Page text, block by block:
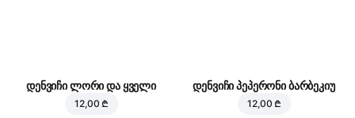
დენვიჩი ლორი და ყველი
12,00 ₾
დენვიჩი პეპერონი ბარბეკიუ
12,00 ₾